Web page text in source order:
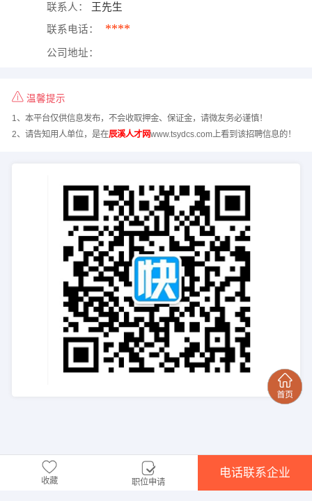
联系人： 王先生
联系电话： ****
公司地址：
温馨提示
1、本平台仅供信息发布，不会收取押金、保证金，请微友务必谨慎！
2、请告知用人单位，是在辰溪人才网www.tsydcs.com上看到该招聘信息的！
收藏 职位申请
电话联系企业